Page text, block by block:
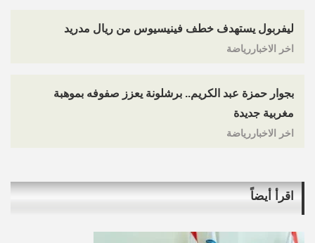
ليفربول يستهدف خطف فينيسيوس من ريال مدريد
اخر الاخباررياضة
بجوار حمزة عبد الكريم.. برشلونة يعزز صفوفه بموهبة
مغربية جديدة
اخر الاخباررياضة
اقرأ أيضاً